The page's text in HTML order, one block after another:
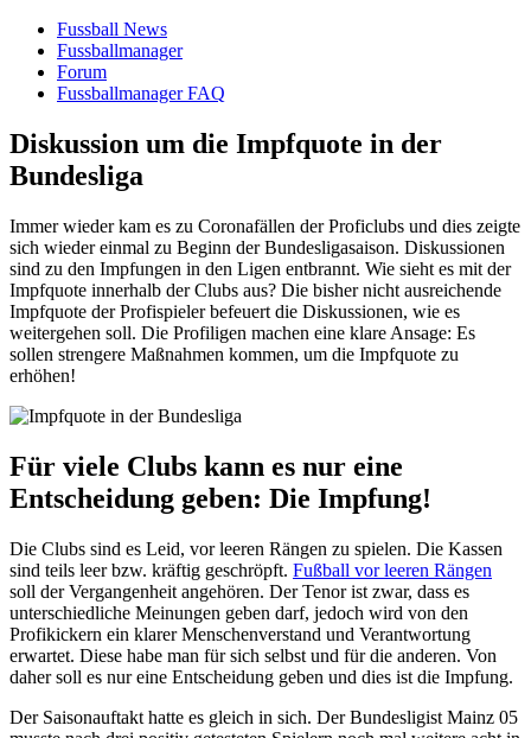
Fussball News
Fussballmanager
Forum
Fussballmanager FAQ
Diskussion um die Impfquote in der
Bundesliga
Immer wieder kam es zu Coronafällen der Proficlubs und dies zeigte
sich wieder einmal zu Beginn der Bundesligasaison. Diskussionen
sind zu den Impfungen in den Ligen entbrannt. Wie sieht es mit der
Impfquote innerhalb der Clubs aus? Die bisher nicht ausreichende
Impfquote der Profispieler befeuert die Diskussionen, wie es
weitergehen soll. Die Profiligen machen eine klare Ansage: Es
sollen strengere Maßnahmen kommen, um die Impfquote zu
erhöhen!
Für viele Clubs kann es nur eine
Entscheidung geben: Die Impfung!
Die Clubs sind es Leid, vor leeren Rängen zu spielen. Die Kassen
sind teils leer bzw. kräftig geschröpft. Fußball vor leeren Rängen
soll der Vergangenheit angehören. Der Tenor ist zwar, dass es
unterschiedliche Meinungen geben darf, jedoch wird von den
Profikickern ein klarer Menschenverstand und Verantwortung
erwartet. Diese habe man für sich selbst und für die anderen. Von
daher soll es nur eine Entscheidung geben und dies ist die Impfung.
Der Saisonauftakt hatte es gleich in sich. Der Bundesligist Mainz 05